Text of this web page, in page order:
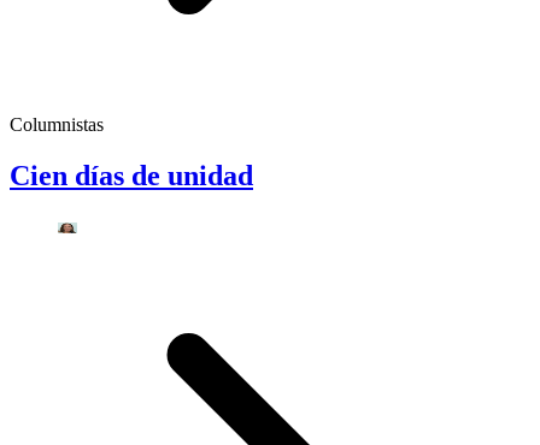
Columnistas
Cien días de unidad